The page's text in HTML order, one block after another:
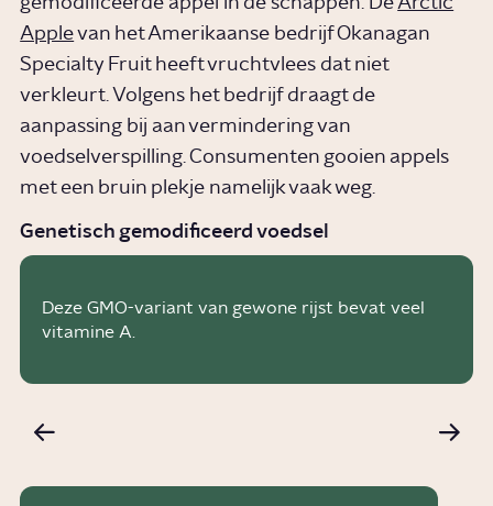
Applevan het Amerikaanse bedrijf Okanagan
Specialty Fruit heeft vruchtvlees dat niet
verkleurt. Volgens het bedrijf draagt de
aanpassing bij aan vermindering van
voedselverspilling. Consumenten gooien appels
met een bruin plekje namelijk vaak weg.
Genetisch gemodificeerd voedsel
Deze GMO-variant van gewone rijst bevat veel
vitamine A.